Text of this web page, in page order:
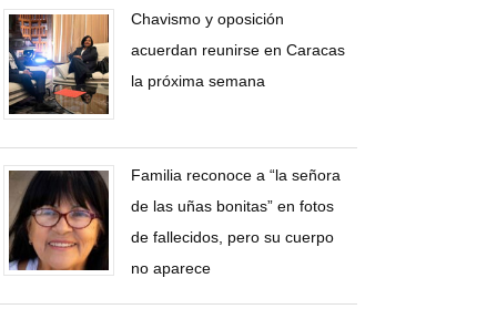
Chavismo y oposición
acuerdan reunirse en Caracas
la próxima semana
Familia reconoce a “la señora
de las uñas bonitas” en fotos
de fallecidos, pero su cuerpo
no aparece